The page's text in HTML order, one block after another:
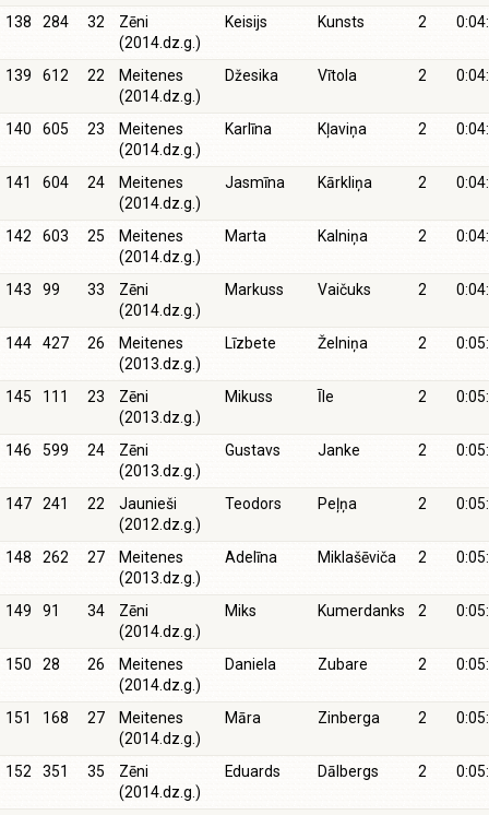
138 284 32
Zēni
(2014.dz.g.)
Keisijs Kunsts 2
139 612 22
Meitenes
(2014.dz.g.)
Džesika Vītola 2
140 605 23
Meitenes
(2014.dz.g.)
Karlīna Kļaviņa 2
141 604 24
Meitenes
(2014.dz.g.)
Jasmīna Kārkliņa 2
142 603 25
Meitenes
(2014.dz.g.)
Marta Kalniņa 2
143 99 33
Zēni
(2014.dz.g.)
Markuss Vaičuks 2
144 427 26
Meitenes
(2013.dz.g.)
Līzbete Želniņa 2
145 111 23
Zēni
(2013.dz.g.)
Mikuss Īle 2
146 599 24
Zēni
(2013.dz.g.)
Gustavs Janke 2
147 241 22
Jaunieši
(2012.dz.g.)
Teodors Peļņa 2
148 262 27
Meitenes
(2013.dz.g.)
Adelīna Miklašēviča 2
149 91 34
Zēni
(2014.dz.g.)
Miks Kumerdanks 2
150 28 26
Meitenes
(2014.dz.g.)
Daniela Zubare 2
151 168 27
Meitenes
(2014.dz.g.)
Māra Zinberga 2
152 351 35
Zēni
(2014.dz.g.)
Eduards Dālbergs 2